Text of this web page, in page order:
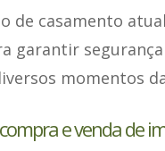
de casamento
garantir segurança
momentos
e venda de